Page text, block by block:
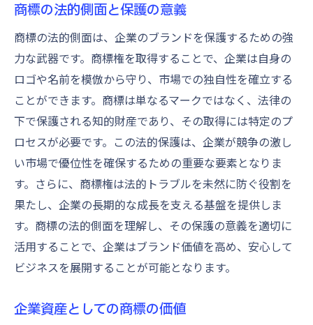
商標の法的側面と保護の意義
商標の法的側面は、企業のブランドを保護するための強
力な武器です。商標権を取得することで、企業は自身の
ロゴや名前を模倣から守り、市場での独自性を確立する
ことができます。商標は単なるマークではなく、法律の
下で保護される知的財産であり、その取得には特定のプ
ロセスが必要です。この法的保護は、企業が競争の激し
い市場で優位性を確保するための重要な要素となりま
す。さらに、商標権は法的トラブルを未然に防ぐ役割を
果たし、企業の長期的な成長を支える基盤を提供しま
す。商標の法的側面を理解し、その保護の意義を適切に
活用することで、企業はブランド価値を高め、安心して
ビジネスを展開することが可能となります。
企業資産としての商標の価値